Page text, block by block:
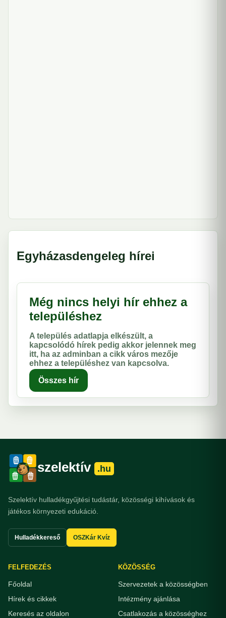
Egyházasdengeleg hírei
Még nincs helyi hír ehhez a
településhez
A település adatlapja elkészült, a
kapcsolódó hírek pedig akkor jelennek meg
itt, ha az adminban a cikk város mezője
ehhez a településhez van kapcsolva.
Összes hír
szelektív .hu
Szelektív hulladékgyűjtési tudástár, közösségi kihívások és
játékos környezeti edukáció.
Hulladékkereső OSZKár Kvíz
FELFEDEZÉS
Főoldal
Hírek és cikkek
Keresés az oldalon
KÖZÖSSÉG
Szervezetek a közösségben
Intézmény ajánlása
Csatlakozás a közösséghez